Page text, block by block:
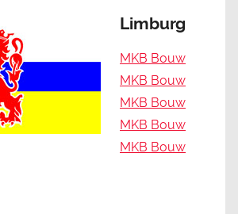
Limburg
MKB Bouw
MKB Bouw
MKB Bouw
MKB Bouw
MKB Bouw